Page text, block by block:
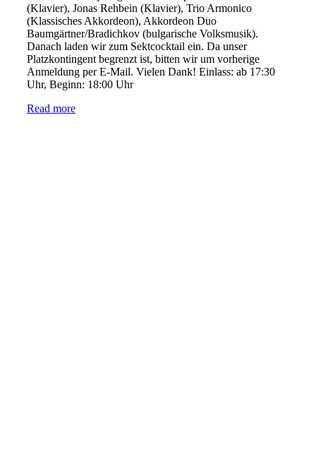
(Klavier), Jonas Rehbein (Klavier), Trio Armonico
(Klassisches Akkordeon), Akkordeon Duo
Baumgärtner/Bradichkov (bulgarische Volksmusik).
Danach laden wir zum Sektcocktail ein. Da unser
Platzkontingent begrenzt ist, bitten wir um vorherige
Anmeldung per E-Mail. Vielen Dank! Einlass: ab 17:30
Uhr, Beginn: 18:00 Uhr
Read more